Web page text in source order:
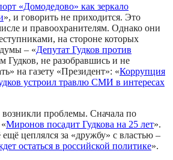
«Домодедово» как зеркало
», и говорить не приходится. Это
и правоохранителям. Однако они
на стороне которых
– «Депутат Гудков против
Гудков, не разобравшись и не
на газету «Президент»: «Коррупция
устроил травлю СМИ в интересах
возникли проблемы. Сначала по
Миронов посадит Гудкова на 25 лет».
цеплялся за «дружбу» с властью –
остаться в российской политике».